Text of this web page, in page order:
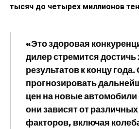
тысяч до четырех миллионов
«Это здоровая
дилер стремится
результатов к концу
прогнозировать
цен на новые автомобили
они зависят от
факторов, включая